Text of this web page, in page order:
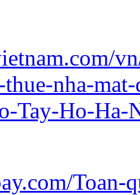
thue-nha-
Tay-Ho-Ha-
Toan-